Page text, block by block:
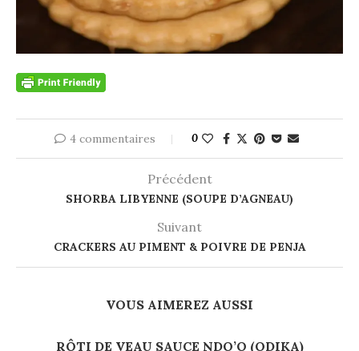
4 commentaires 0
Précédent
SHORBA LIBYENNE (SOUPE D’AGNEAU)
Suivant
CRACKERS AU PIMENT & POIVRE DE PENJA
VOUS AIMEREZ AUSSI
RÔTI DE VEAU SAUCE NDO’O (ODIKA)